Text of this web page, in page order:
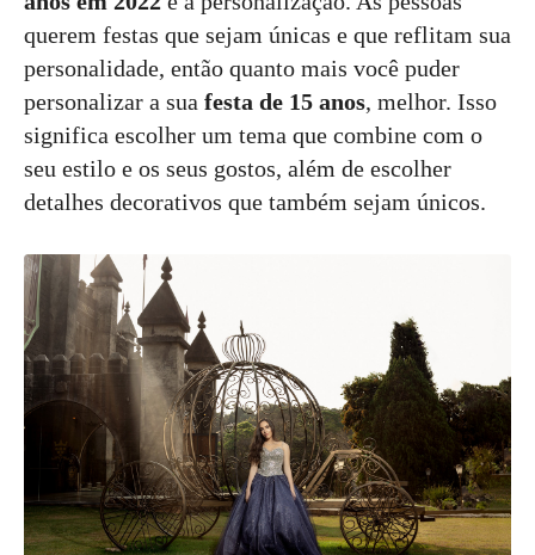
querem festas que sejam únicas e que reflitam sua
personalidade, então quanto mais você puder
personalizar a sua festa de 15 anos, melhor. Isso
significa escolher um tema que combine com o
seu estilo e os seus gostos, além de escolher
detalhes decorativos que também sejam únicos.